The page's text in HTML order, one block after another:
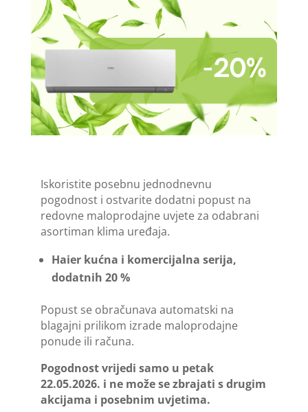
Iskoristite posebnu jednodnevnu
pogodnost i ostvarite dodatni popust na
redovne maloprodajne uvjete za odabrani
asortiman klima uređaja.
Haier kućna i komercijalna serija,
dodatnih 20 %
Popust se obračunava automatski na
blagajni prilikom izrade maloprodajne
ponude ili računa.
Pogodnost vrijedi samo u petak
22.05.2026. i ne može se zbrajati s drugim
akcijama i posebnim uvjetima.